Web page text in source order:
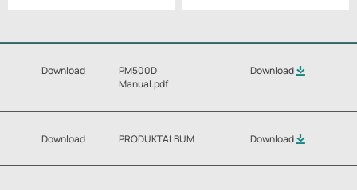
Download
PM500D
Manual.pdf
Download
Download PRODUKTALBUM Download